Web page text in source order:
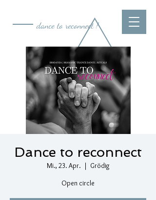
dance to reconnect !
Dance to reconnect
Mi., 23. Apr.
  |
Grödig
Open circle